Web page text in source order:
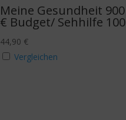
Meine Gesundheit 900
€ Budget/ Sehhilfe 100
44,90 €
Vergleichen